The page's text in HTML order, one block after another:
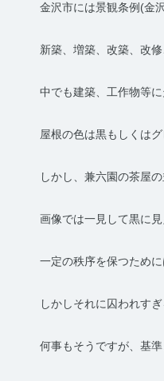
金沢市には景観条例(金
新築、増築、改築、改
中でも建築、工作物等
屋根の色は黒もしくは
しかし、兼六園の茶屋
画像では一見して黒に
一定の秩序を保つため
しかしそれに囚われす
何事もそうですが、基